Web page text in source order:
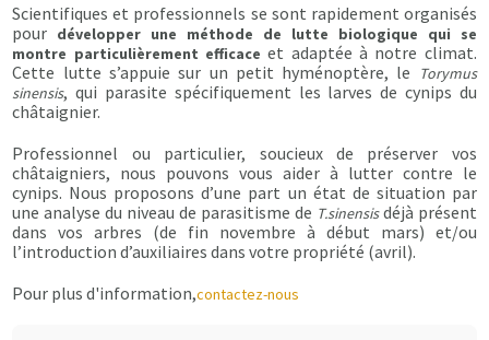
Scientifiques et professionnels se sont rapidement organisés
pour développer une méthode de lutte biologique qui se
montre particulièrement efficace et adaptée à notre climat.
Cette lutte s’appuie sur un petit hyménoptère, le
Torymus
sinensis, qui parasite spécifiquement les larves de cynips du
châtaignier.
Professionnel ou particulier, soucieux de préserver vos
châtaigniers, nous pouvons vous aider à lutter contre le
cynips. Nous proposons d’une part un état de situation par
une analyse du niveau de parasitisme de T.sinensisdéjà présent
dans vos arbres (de fin novembre à début mars) et/ou
l’introduction d’auxiliaires dans votre propriété (avril).
Pour plus d'information,contactez-nous